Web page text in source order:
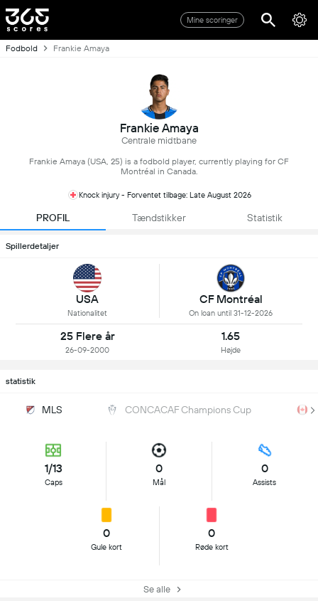
Mine scoringer
Fodbold Frankie Amaya
Frankie Amaya
Centrale midtbane
Frankie Amaya (USA, 25) is a fodbold player, currently playing for CF
Montréal in Canada.
Knock injury - Forventet tilbage: Late August 2026
PROFIL Tændstikker Statistik
Spillerdetaljer
USA
Nationalitet
CF Montréal
On loan until 31-12-2026
25 Flere år
26-09-2000
1.65
Højde
statistik
MLS CONCACAF Champions Cup
1/13
Caps
0
Mål
0
Assists
0
Gule kort
0
Røde kort
Se alle